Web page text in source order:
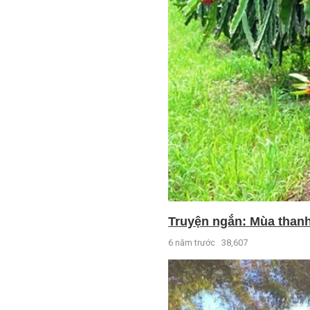
Truyện ngắn: Mùa
6 năm trước 38,607